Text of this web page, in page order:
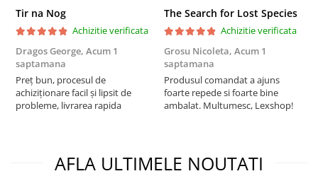
Tir na Nog
Achizitie verificata
Dragos George, Acum 1
saptamana
Preț bun, procesul de
achiziționare facil și lipsit de
probleme, livrarea rapida
The Search for Lost Species
Achizitie verificata
Grosu Nicoleta, Acum 1
saptamana
Produsul comandat a ajuns
foarte repede si foarte bine
ambalat. Multumesc, Lexshop!
AFLA ULTIMELE NOUTATI